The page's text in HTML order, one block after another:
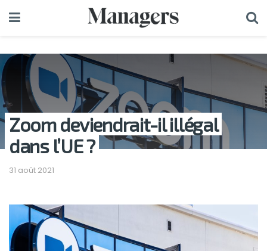
Zoom deviendrait-il illégal
dans l’UE ?
31 août 2021